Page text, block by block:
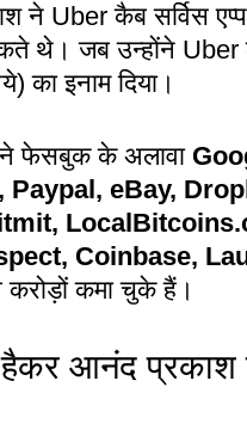
ने Uber कैब सर्विस
थे। जब उन्होंने Uber
का इनाम दिया।
फेसबुक के अलावा
Paypal, eBay,
Coinbase,
कमा चुके हैं।
आनंद प्रकाश